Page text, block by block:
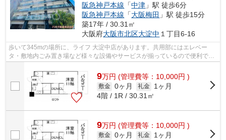
阪急神戸本線 「中津 」駅 徒歩6分
阪急神戸本線 「大阪梅田 」駅 徒歩15分
築17年 / 30.31㎡
大阪府大阪市北区大淀中 １丁目6-16
歩いて345mの場所に、ライフ 大淀中店があります。共用部にはエレベー
タ・敷地内ごみ置き場など様々な設備やサービスが揃っているので便利で
す。場所が平坦なのは、ランニングをする上...
9万円 (管理費等：10,000円 )
敷金 0ヶ月 礼金
1ヶ月
4階 / 1R / 30.31㎡
9万円 (管理費等：10,000円 )
敷金 0ヶ月 礼金
1ヶ月